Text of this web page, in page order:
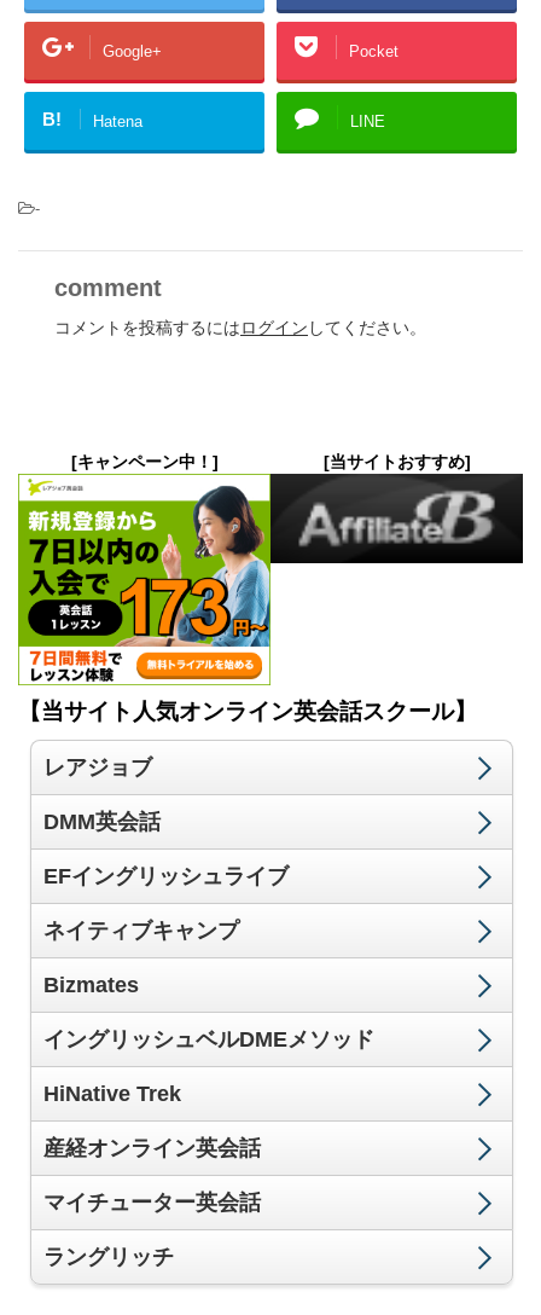
Google+ Pocket
B! Hatena LINE
-
comment
コメントを投稿するにはログイン してください。
[キャンペーン中！] [当サイトおすすめ]
【当サイト人気オンライン英会話スクール】
レアジョブ
DMM英会話
EFイングリッシュライブ
ネイティブキャンプ
Bizmates
イングリッシュベルDMEメソッド
HiNative Trek
産経オンライン英会話
マイチューター英会話
ラングリッチ